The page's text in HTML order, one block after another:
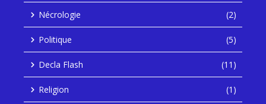
Nécrologie (2)
Politique (5)
Decla Flash (11)
Religion (1)